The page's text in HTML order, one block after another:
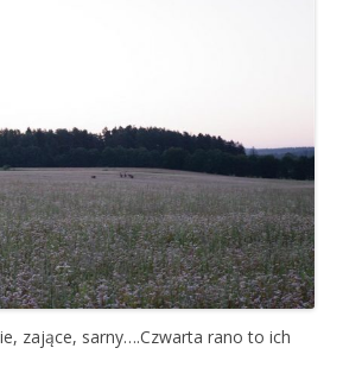
zające, sarny….Czwarta rano to ich